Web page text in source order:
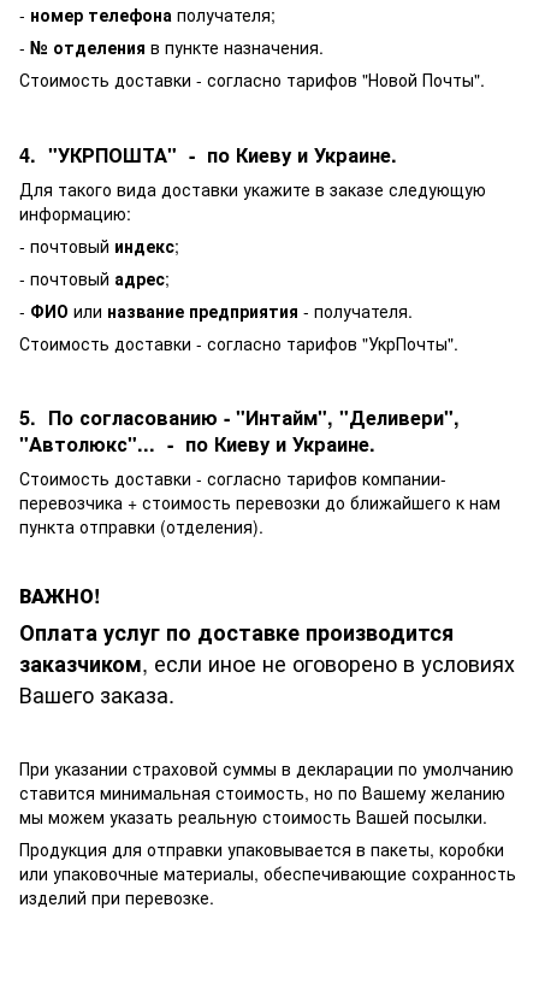
- номер телефона получателя;
- № отделения в пункте назначения.
Стоимость доставки - согласно тарифов "Новой Почты".
4. "УКРПОШТА" - по Киеву и Украине.
Для такого вида доставки укажите в заказе следующую
информацию:
- почтовый индекс;
- почтовый адрес;
- ФИО или название предприятия - получателя.
Стоимость доставки - согласно тарифов "УкрПочты".
5. По согласованию - "Интайм", "Деливери",
"Автолюкс"... - по Киеву и Украине.
Стоимость доставки - согласно тарифов компании-
перевозчика + стоимость перевозки до ближайшего к нам
пункта отправки (отделения).
ВАЖНО!
Оплата услуг по доставке производится
заказчиком, если иное не оговорено в условиях
Вашего заказа.
При указании страховой суммы в декларации по умолчанию
ставится минимальная стоимость, но по Вашему желанию
мы можем указать реальную стоимость Вашей посылки.
Продукция для отправки упаковывается в пакеты, коробки
или упаковочные материалы, обеспечивающие сохранность
изделий при перевозке.